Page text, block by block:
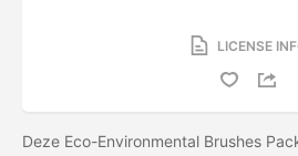
LICENSE
Deze Eco-Environmental Brushes